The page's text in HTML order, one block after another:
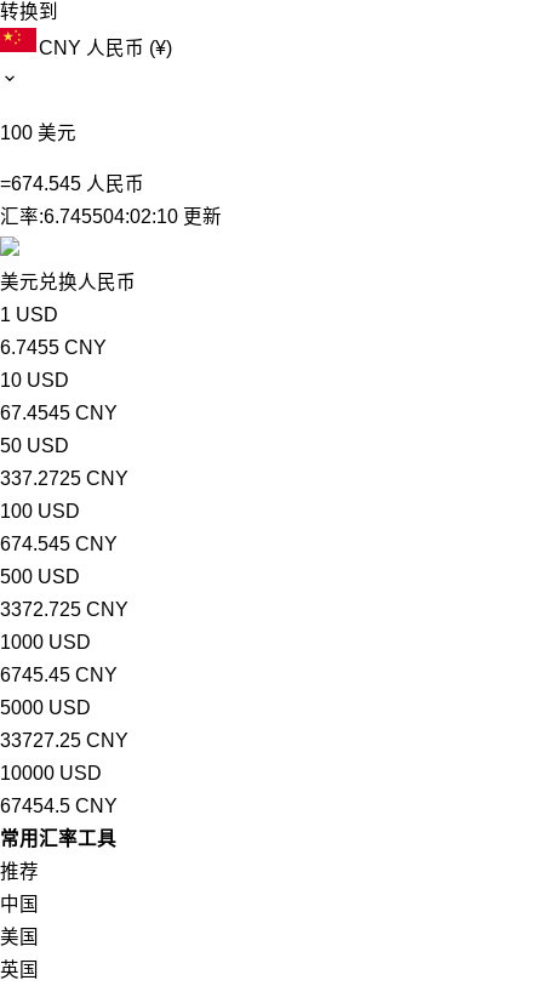
转换到
CNY 人民币 (¥)
100 美元
=674.545 人民币
汇率:6.745504:02:10 更新
美元兑换人民币
1 USD
6.7455 CNY
10 USD
67.4545 CNY
50 USD
337.2725 CNY
100 USD
674.545 CNY
500 USD
3372.725 CNY
1000 USD
6745.45 CNY
5000 USD
33727.25 CNY
10000 USD
67454.5 CNY
常用汇率工具
推荐
中国
美国
英国